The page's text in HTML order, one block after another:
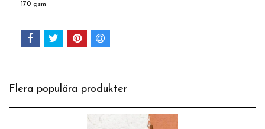
170 gsm
Flera populära produkter